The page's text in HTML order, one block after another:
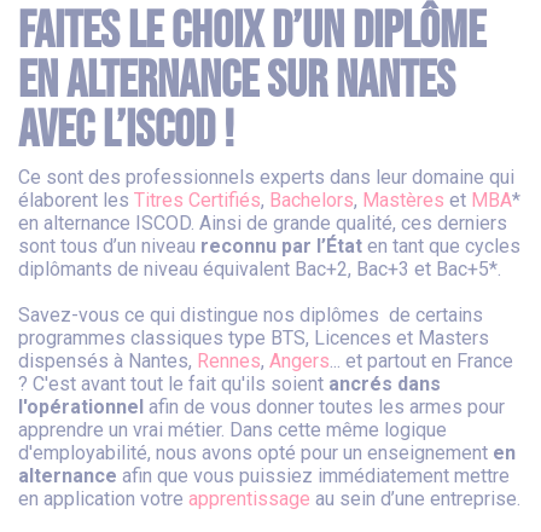
Faites le choix d’un diplôme
en alternance sur Nantes
avec l’ISCOD !
Ce sont des professionnels experts dans leur domaine qui
élaborent les Titres Certifiés, Bachelors, Mastères et MBA*
en alternance ISCOD. Ainsi de grande qualité, ces derniers
sont tous d’un niveau reconnu par l’État en tant que cycles
diplômants de niveau équivalent Bac+2, Bac+3 et Bac+5*.
Savez-vous ce qui distingue nos diplômes de certains
programmes classiques type BTS, Licences et Masters
dispensés à Nantes, Rennes, Angers... et partout en France
? C'est avant tout le fait qu'ils soient ancrés dans
l'opérationnel afin de vous donner toutes les armes pour
apprendre un vrai métier. Dans cette même logique
d'employabilité, nous avons opté pour un enseignement en
alternance afin que vous puissiez immédiatement mettre
en application votre apprentissage au sein d’une entreprise.